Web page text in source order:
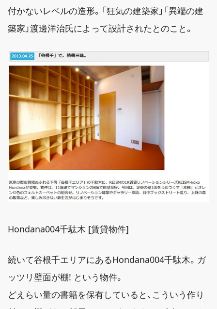
付かないレベルの造形。「狂気の建築家」「異端の建
築家」渡邊洋治氏によって設計されたとのこと。
Hondana004千駄木 [賃貸物件]
続いて谷根千エリアにあるHondana004千駄木。ガ
ッツリ壁面が棚! という物件。
どえらい量の書籍を保有していると、こういう作り